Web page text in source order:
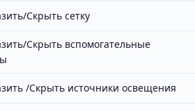
Скрыть сетку
Скрыть вспомогательные
/Скрыть источники освещения